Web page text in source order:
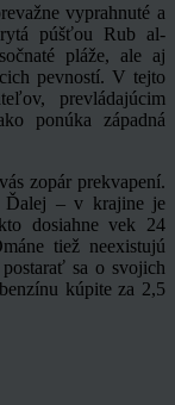
vyprahnuté a
púšťou Rub al-
pláže, ale aj
pevností. V tejto
prevládajúcim
ponúka západná
zopár prekvapení.
Ďalej – v krajine je
dosiahne vek 24
tiež neexistujú
sa o svojich
kúpite za 2,5